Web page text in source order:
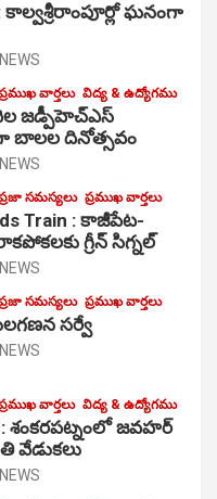
కాల్వశ్రీరాంపూర్లో ఘనంగా
వార్తలు విద్య & ఉద్యోగము
జ‌డ్పీహెచ్ఎస్
దినోత్సవం
సమస్యలు ప్రముఖ వార్తలు
Train : కాజీపేట-
గ్రీన్ సిగ్నల్
సమస్యలు ప్రముఖ వార్తలు
సర్వే
వార్తలు విద్య & ఉద్యోగము
శంకరపట్నంలో జవహర్
వేడుకలు